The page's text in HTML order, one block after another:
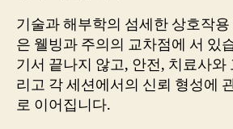
기술과 해부학의 섬세한 상호작
은 웰빙과 주의의 교차점에 서 있
기서 끝나지 않고, 안전, 치료사와
리고 각 세션에서의 신뢰 형성에
로 이어집니다.